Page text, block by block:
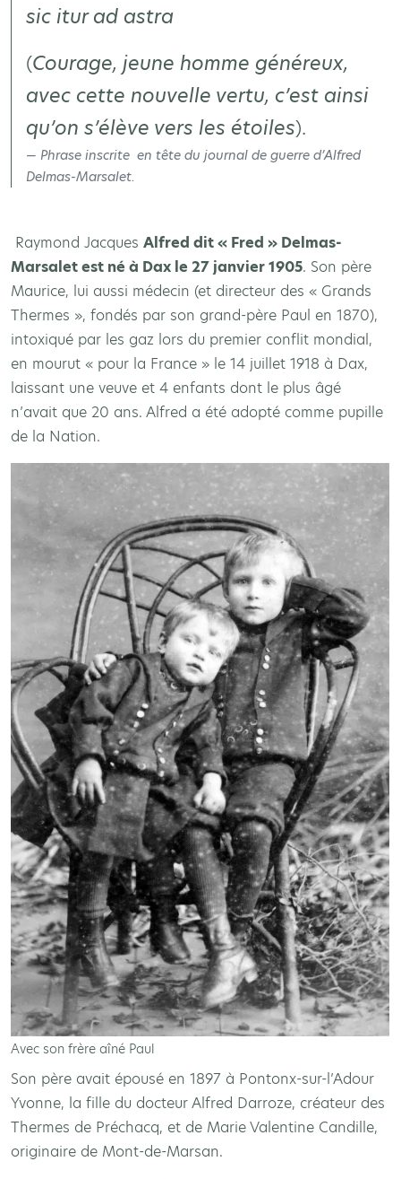
sic itur ad astra
(Courage, jeune homme généreux,
avec cette nouvelle vertu, c’est ainsi
qu’on s’élève vers les étoiles).
Phrase inscrite en tête du journal de guerre d’Alfred
Delmas-Marsalet.
Raymond Jacques Alfred dit « Fred » Delmas-
Marsalet est né à Dax le 27 janvier 1905. Son père
Maurice, lui aussi médecin (et directeur des « Grands
Thermes », fondés par son grand-père Paul en 1870),
intoxiqué par les gaz lors du premier conflit mondial,
en mourut « pour la France » le 14 juillet 1918 à Dax,
laissant une veuve et 4 enfants dont le plus âgé
n’avait que 20 ans. Alfred a été adopté comme pupille
de la Nation.
Avec son frère aîné Paul
Son père avait épousé en 1897 à Pontonx-sur-l’Adour
Yvonne, la fille du docteur Alfred Darroze, créateur des
Thermes de Préchacq, et de Marie Valentine Candille,
originaire de Mont-de-Marsan.